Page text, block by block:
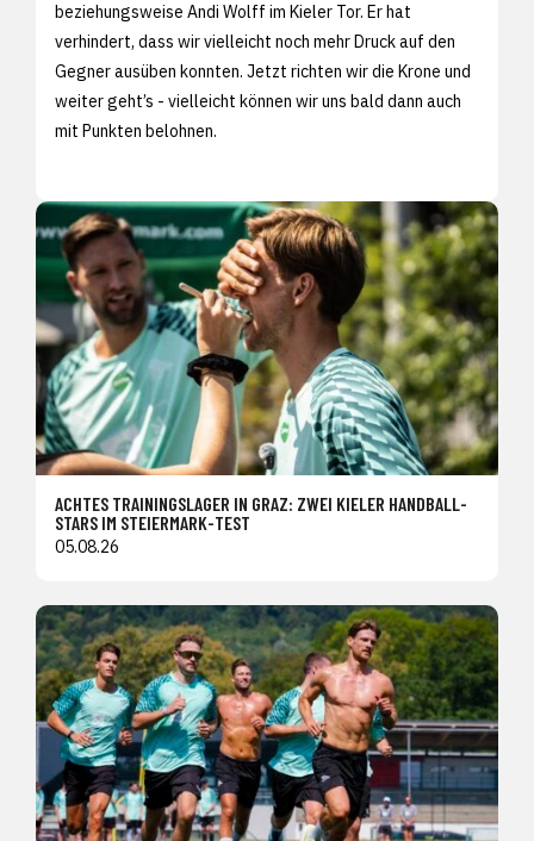
beziehungsweise Andi Wolff im Kieler Tor. Er hat
verhindert, dass wir vielleicht noch mehr Druck auf den
Gegner ausüben konnten. Jetzt richten wir die Krone und
weiter geht’s - vielleicht können wir uns bald dann auch
mit Punkten belohnen.
ACHTES TRAININGSLAGER IN GRAZ: ZWEI KIELER HANDBALL-
STARS IM STEIERMARK-TEST
05.08.26